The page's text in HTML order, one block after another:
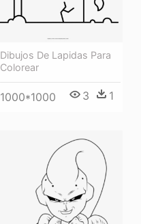
Dibujos De Lapidas Para
Colorear
1000*1000 3 1